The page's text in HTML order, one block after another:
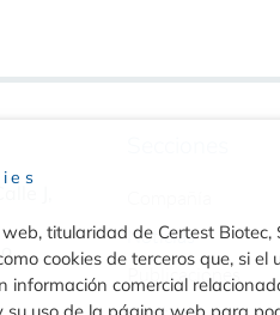
J,
Noticias
Publicaciones
titularidad de Certest
cookies de terceros que, si
información comercial